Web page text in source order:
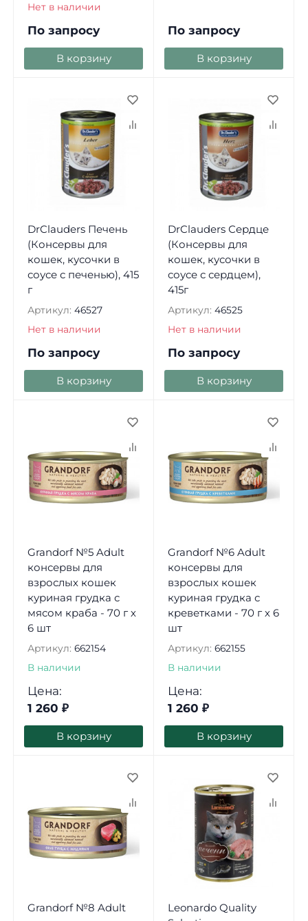
Нет в наличии
По запросу
В корзину
По запросу
В корзину
DrClauders Печень
(Консервы для
кошек, кусочки в
соусе с печенью), 415
г
Артикул: 46527
Нет в наличии
По запросу
В корзину
DrClauders Сердце
(Консервы для
кошек, кусочки в
соусе с сердцем),
415г
Артикул: 46525
Нет в наличии
По запросу
В корзину
Grandorf №5 Adult
консервы для
взрослых кошек
куриная грудка с
мясом краба - 70 г х
6 шт
Артикул: 662154
В наличии
Цена:
1 260 ₽
В корзину
Grandorf №6 Adult
консервы для
взрослых кошек
куриная грудка с
креветками - 70 г х 6
шт
Артикул: 662155
В наличии
Цена:
1 260 ₽
В корзину
Grandorf №8 Adult
Leonardo Quality